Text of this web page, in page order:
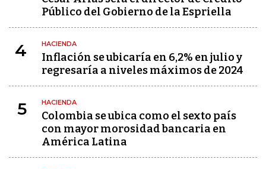
Público del Gobierno de la Espriella
4 HACIENDA
Inflación se ubicaría en 6,2% en julio y
regresaría a niveles máximos de 2024
5 HACIENDA
Colombia se ubica como el sexto país
con mayor morosidad bancaria en
América Latina